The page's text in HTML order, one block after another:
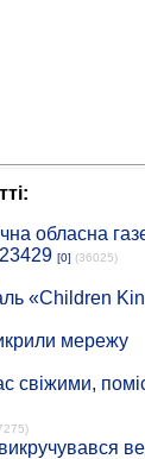
обласна
[0] (36025)
«Children
мережу
свіжими,